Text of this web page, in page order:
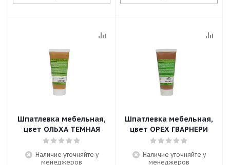
Шпатлевка мебельная,
цвет ОЛЬХА ТЕМНАЯ
Наличие уточняйте у
менеджеров
Шпатлевка мебельная,
цвет ОРЕХ ГВАРНЕРИ
Наличие уточняйте у
менеджеров